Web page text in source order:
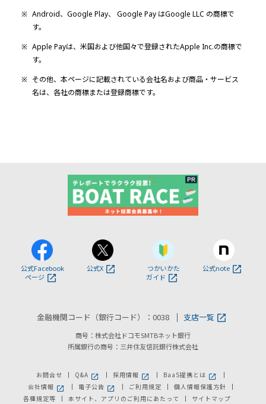
※ Android、Google Play、 Google Pay はGoogle LLC の商標で
す。
※ Apple Payは、米国および他国々で登録されたApple Inc.の商標で
す。
※ その他、本ページに記載されている会社名および商品・サービス
名は、各社の商標または登録商標です。
公式Facebook
ページ
公式X
つかいかた
ガイド
公式note
金融機関コード（銀行コード）：0038 支店一覧
商号：株式会社ドコモSMTBネット銀行
所属銀行の商号：三井住友信託銀行株式会社
お問合せ Q&A新しいウィンドウで開きます。
採用情報新しいウィンドウで開きます。
BaaS提携とは新しいウィンドウで
会社情報新しいウィンドウで開きます。
電子公告新しいウィンドウで開きます。
ご利用規定
個人情報保護方針
各種規定等
本サイト、アプリのご利用にあたって サイトマップ